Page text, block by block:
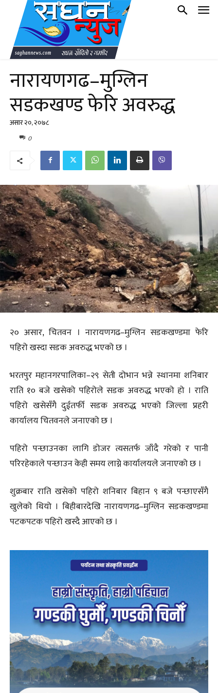
नारायणगढ–मुग्लिन
सडकखण्ड फेरि अवरुद्ध
असार २०, २०७८
0
२० असार, चितवन । नारायणगढ–मुग्लिन सडकखण्डमा फेरि
पहिरो खस्दा सडक अवरुद्ध भएको छ ।
भरतपुर महानगरपालिका–२९ सेती दोभान भन्ने स्थानमा शनिबार
राति १० बजे खसेको पहिरोले सडक अवरुद्ध भएको हो । राति
पहिरो खसेसँगै दुईतर्फी सडक अवरुद्ध भएको जिल्ला प्रहरी
कार्यालय चितवनले जनाएको छ ।
पहिरो पन्छाउनका लागि डोजर त्यसतर्फ जाँदै गरेको र पानी
परिरहेकाले पन्छाउन केही समय लाग्ने कार्यालयले जनाएको छ ।
शुक्रबार राति खसेको पहिरो शनिबार बिहान ९ बजे पन्छाएसँगै
खुलेको थियो । बिहीबारदेखि नारायणगढ–मुग्लिन सडकखण्डमा
पटकपटक पहिरो खस्दै आएको छ ।